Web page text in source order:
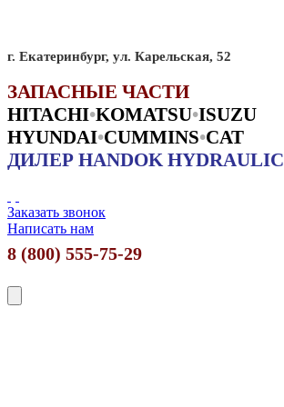
г. Екатеринбург, ул. Карельская, 52
ЗАПАСНЫЕ ЧАСТИ
HITACHI•KOMATSU•ISUZU
HYUNDAI•CUMMINS•CAT
ДИЛЕР HANDOK HYDRAULIC
Заказать звонок
Написать нам
8 (800) 555-75-29